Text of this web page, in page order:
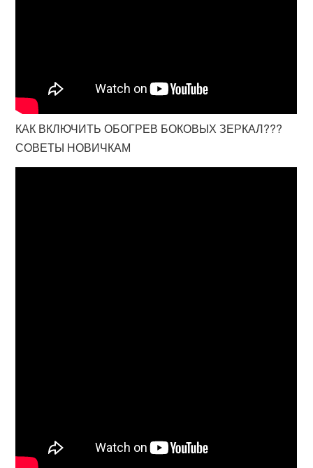
КАК ВКЛЮЧИТЬ ОБОГРЕВ БОКОВЫХ ЗЕРКАЛ???
СОВЕТЫ НОВИЧКАМ